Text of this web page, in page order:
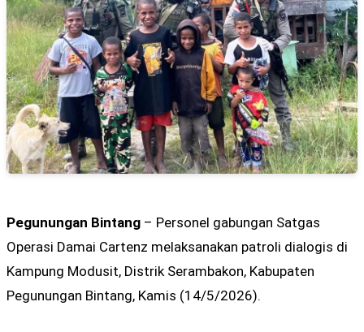
Pegunungan Bintang – Personel gabungan Satgas
Operasi Damai Cartenz melaksanakan patroli dialogis di
Kampung Modusit, Distrik Serambakon, Kabupaten
Pegunungan Bintang, Kamis (14/5/2026).